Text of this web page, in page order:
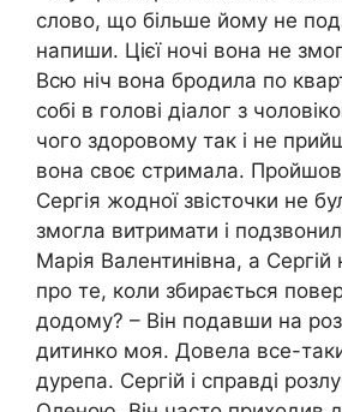
слово, що більше йому не
напиши. Цієї ночі вона не
Всю ніч вона бродила по
собі в голові діалог з
чого здоровому так і не
вона своє стримала. Пройшов
Сергія жодної звісточки не
змогла витримати і
Марія Валентинівна, а
про те, коли збирається
додому? – Він подавши на
дитинко моя. Довела все-
дурепа. Сергій і справді